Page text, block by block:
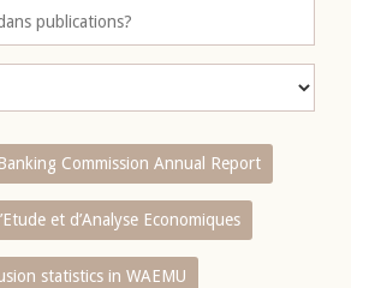
Commission Annual Report
et d’Analyse Economiques
statistics in WAEMU